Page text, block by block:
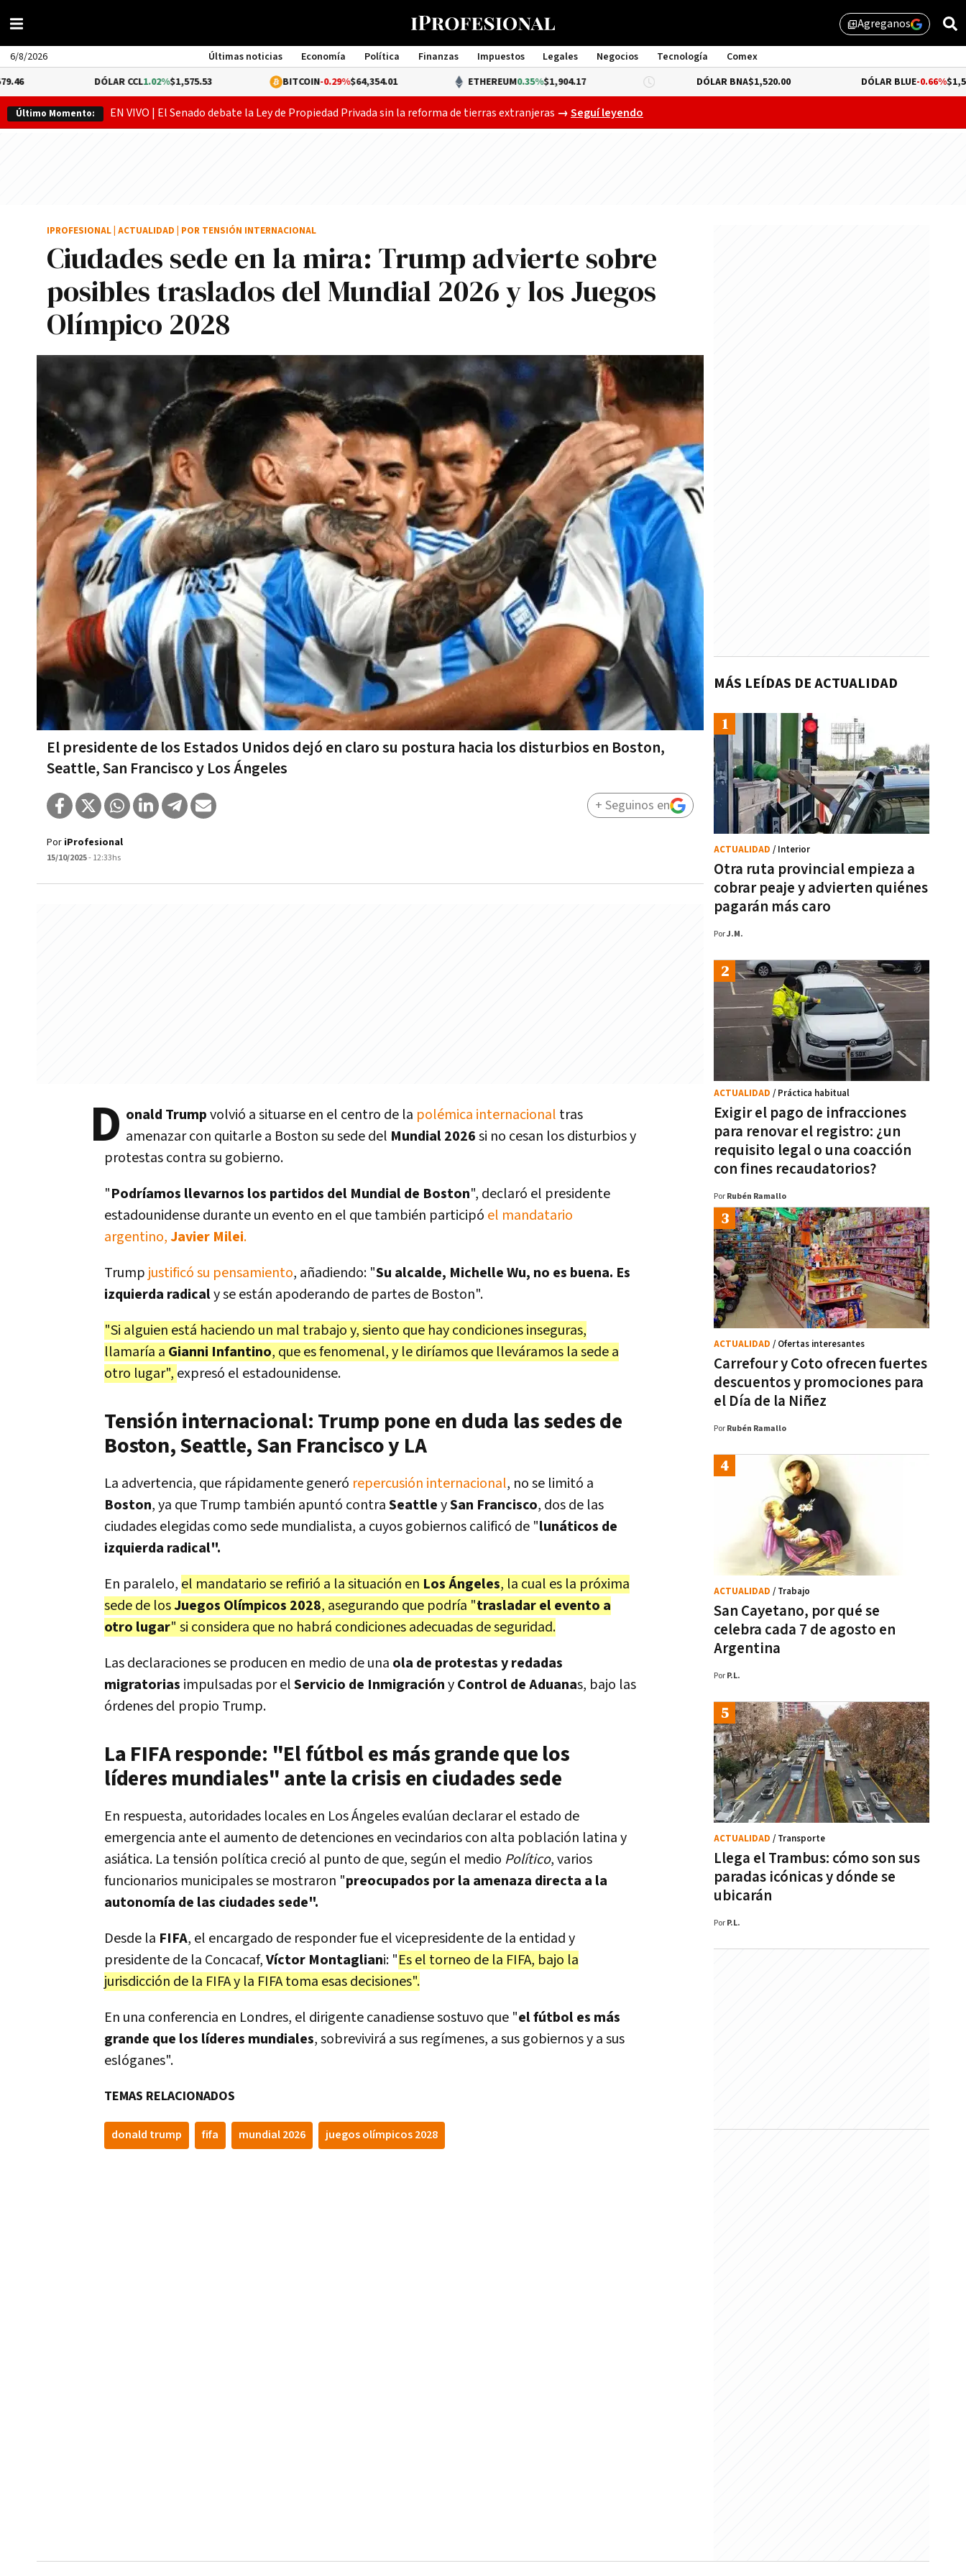
library_addAgreganos
6/8/2026 Últimas noticias Economía Política Finanzas Impuestos Legales Negocios Tecnología
Comex
Management
DÓLAR CCL1.02% $1,575.53 BITCOIN-0.29%$64,354.01 ETHEREUM0.35%$1,904.17 DÓLAR BNA$1,520.00 DÓLAR BLUE-0.66%$1,530.00
Último Momento: EN VIVO | El Senado debate la Ley de Propiedad Privada sin la reforma de tierras extranjeras Gobierno busca aprobar lo que queda de "propiedad privada" y evitar un
→Seguí leyendo
Ciudades sede en la mira: Trump advierte sobre
posibles traslados del Mundial 2026 y los Juegos
Olímpico 2028
El presidente de los Estados Unidos dejó en claro su postura hacia los disturbios en Boston,
Seattle, San Francisco y Los Ángeles
IPROFESIONAL ACTUALIDAD POR TENSIÓN INTERNACIONAL
Por iProfesional
15/10/2025- 12:33hs
+ Seguinos en
D onald Trumpvolvió a situarse en el centro de la polémica internacional tras
amenazar con quitarle a Boston su sede del Mundial 2026si no cesan los disturbios y
protestas contra su gobierno.
"Podríamos llevarnos los partidos del Mundial de Boston", declaró el presidente
estadounidense durante un evento en el que también participó el mandatario
argentino,Javier Milei.
Trump justificó su pensamiento, añadiendo: "Su alcalde, Michelle Wu, no es buena. Es
izquierda radicaly se están apoderando de partes de Boston".
"Si alguien está haciendo un mal trabajo y, siento que hay condiciones inseguras,
llamaría a Gianni Infantino, que es fenomenal, y le diríamos que lleváramos la sede a
otro lugar", expresó el estadounidense.
Tensión internacional: Trump pone en duda las sedes de
Boston, Seattle, San Francisco y LA
La advertencia, que rápidamente generó repercusión internacional, no se limitó a
Boston, ya que Trump también apuntó contraSeattleySan Francisco, dos de las
ciudades elegidas como sede mundialista, a cuyos gobiernos calificó de "lunáticos de
izquierda radical".
En paralelo, el mandatario se refirió a la situación en Los Ángeles, la cual es la próxima
sede de losJuegos Olímpicos 2028, asegurando que podría "trasladar el evento a
otro lugar" si considera que no habrá condiciones adecuadas de seguridad.
Las declaraciones se producen en medio de una ola de protestas y redadas
migratorias impulsadas por elServicio de InmigraciónyControl de Aduanas, bajo las
órdenes del propio Trump.
La FIFA responde: "El fútbol es más grande que los
líderes mundiales" ante la crisis en ciudades sede
En respuesta, autoridades locales en Los Ángeles evalúan declarar el estado de
emergencia ante el aumento de detenciones en vecindarios con alta población latina y
asiática. La tensión política creció al punto de que, según el medio Político, varios
funcionarios municipales se mostraron "preocupados por la amenaza directa a la
autonomía de las ciudades sede".
Desde la FIFA, el encargado de responder fue el vicepresidente de la entidad y
presidente de la Concacaf,Víctor Montagliani: "Es el torneo de la FIFA, bajo la
jurisdicción de la FIFA y la FIFA toma esas decisiones".
En una conferencia en Londres, el dirigente canadiense sostuvo que "el fútbol es más
grande que los líderes mundiales, sobrevivirá a sus regímenes, a sus gobiernos y a sus
eslóganes".
TEMAS RELACIONADOS
donald trump fifa mundial 2026 juegos olímpicos 2028
MÁS LEÍDAS DE ACTUALIDAD
Otra ruta provincial empieza a
cobrar peaje y advierten quiénes
pagarán más caro
ACTUALIDAD / Interior
PorJ.M.
Exigir el pago de infracciones
para renovar el registro: ¿un
requisito legal o una coacción
con fines recaudatorios?
ACTUALIDAD / Práctica habitual
Por Rubén Ramallo
Carrefour y Coto ofrecen fuertes
descuentos y promociones para
el Día de la Niñez
ACTUALIDAD / Ofertas interesantes
Por Rubén Ramallo
San Cayetano, por qué se
celebra cada 7 de agosto en
Argentina
ACTUALIDAD / Trabajo
Por P.L.
Llega el Trambus: cómo son sus
paradas icónicas y dónde se
ubicarán
ACTUALIDAD / Transporte
Por P.L.